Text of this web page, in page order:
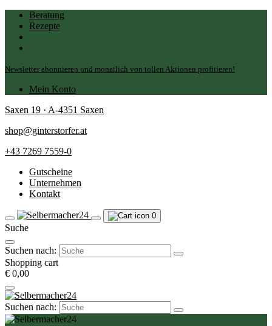
Beratung
Rezepte
Newsletter abonnieren und monatlich von tollen Aktionen profitieren!
Mein Konto
Saxen 19 · A-4351 Saxen
shop@ginterstorfer.at
+43 7269 7559-0
Gutscheine
Unternehmen
Kontakt
0
Suche
Suchen nach:
Shopping cart
€ 0,00
Suchen nach: